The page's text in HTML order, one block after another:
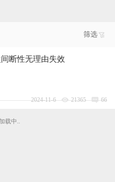
筛选
断性无理由失效
2024-11-6 21365 66
加载中..